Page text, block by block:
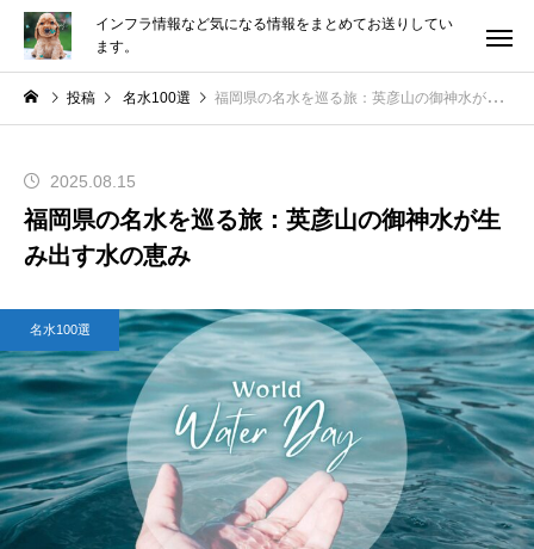
インフラ情報など気になる情報をまとめてお送りしてい
ます。
投稿 名水100選 福岡県の名水を巡る旅：英彦山の御神水が生み出す水の恵み
2025.08.15
福岡県の名水を巡る旅：英彦山の御神水が生
み出す水の恵み
名水100選